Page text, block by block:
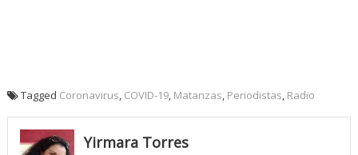
Tagged Coronavirus COVID-19, Matanzas Periodistas Radio
Yirmara Torres